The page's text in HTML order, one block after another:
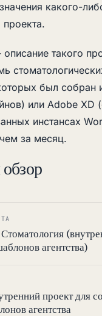
какого-
проекта.
такого
был собран
или Adobe XD
инстансах
за месяц.
агентства)
проект для
агентства